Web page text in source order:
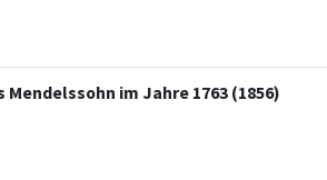
im Jahre 1763 (1856)